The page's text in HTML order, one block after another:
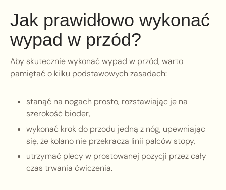
Jak prawidłowo wykonać
wypad w przód?
Aby skutecznie wykonać wypad w przód, warto
pamiętać o kilku podstawowych zasadach:
stanąć na nogach prosto, rozstawiając je na
szerokość bioder,
wykonać krok do przodu jedną z nóg, upewniając
się, że kolano nie przekracza linii palców stopy,
utrzymać plecy w prostowanej pozycji przez cały
czas trwania ćwiczenia.